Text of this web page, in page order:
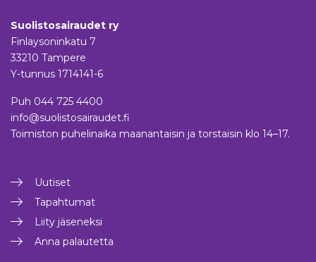
Suolistosairaudet ry
Finlaysoninkatu 7
33210 Tampere
Y-tunnus 1714141-6
Puh 044 725 4400
info@suolistosairaudet.fi
Toimiston puhelinaika maanantaisin ja torstaisin klo 14–17.
Uutiset
Tapahtumat
Liity jäseneksi
Anna palautetta